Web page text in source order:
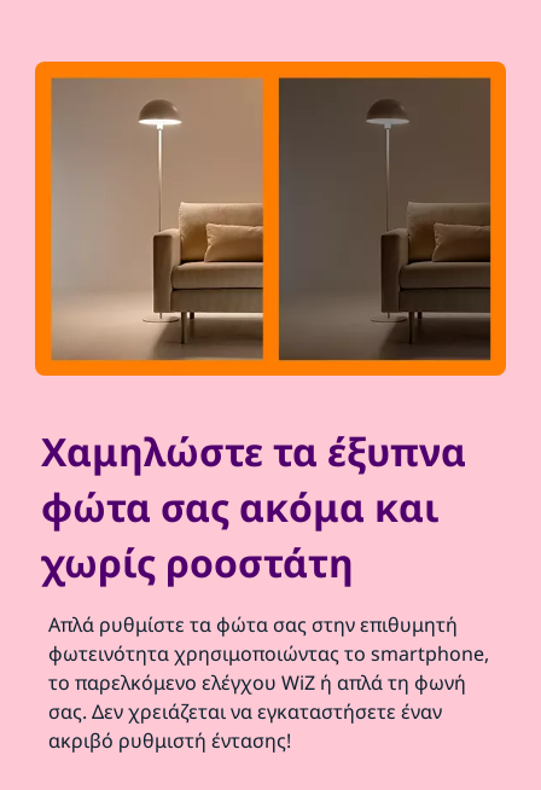
Χαμηλώστε τα έξυπνα
φώτα σας ακόμα και
χωρίς ροοστάτη
Απλά ρυθμίστε τα φώτα σας στην επιθυμητή
φωτεινότητα χρησιμοποιώντας το smartphone,
το παρελκόμενο ελέγχου WiZ ή απλά τη φωνή
σας. Δεν χρειάζεται να εγκαταστήσετε έναν
ακριβό ρυθμιστή έντασης!